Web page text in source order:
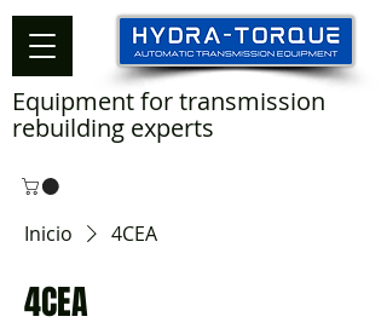
Equipment for transmission
rebuilding experts
Inicio 4CEA
4CEA